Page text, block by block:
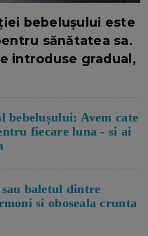
bebelușului este
sănătatea sa.
introduse gradual,
bebelușului: Avem cate
fiecare luna - si ai
baletul dintre
si oboseala crunta